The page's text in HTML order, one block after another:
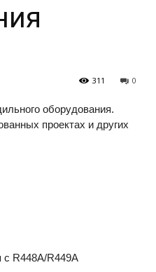
0
311
оборудования.
проектах и других
с R448A/R449A